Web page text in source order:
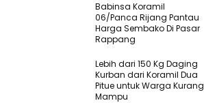
Babinsa Koramil
06/Panca Rijang Pantau
Harga Sembako Di Pasar
Rappang
Lebih dari 150 Kg Daging
Kurban dari Koramil Dua
Pitue untuk Warga Kurang
Mampu